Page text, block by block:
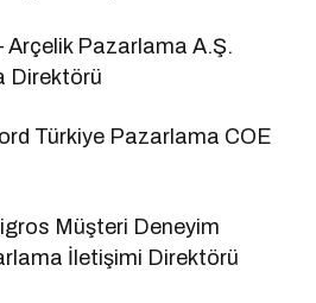
Arçelik Pazarlama A.Ş.
Direktörü
Türkiye Pazarlama COE
Müşteri Deneyim
İletişimi Direktörü